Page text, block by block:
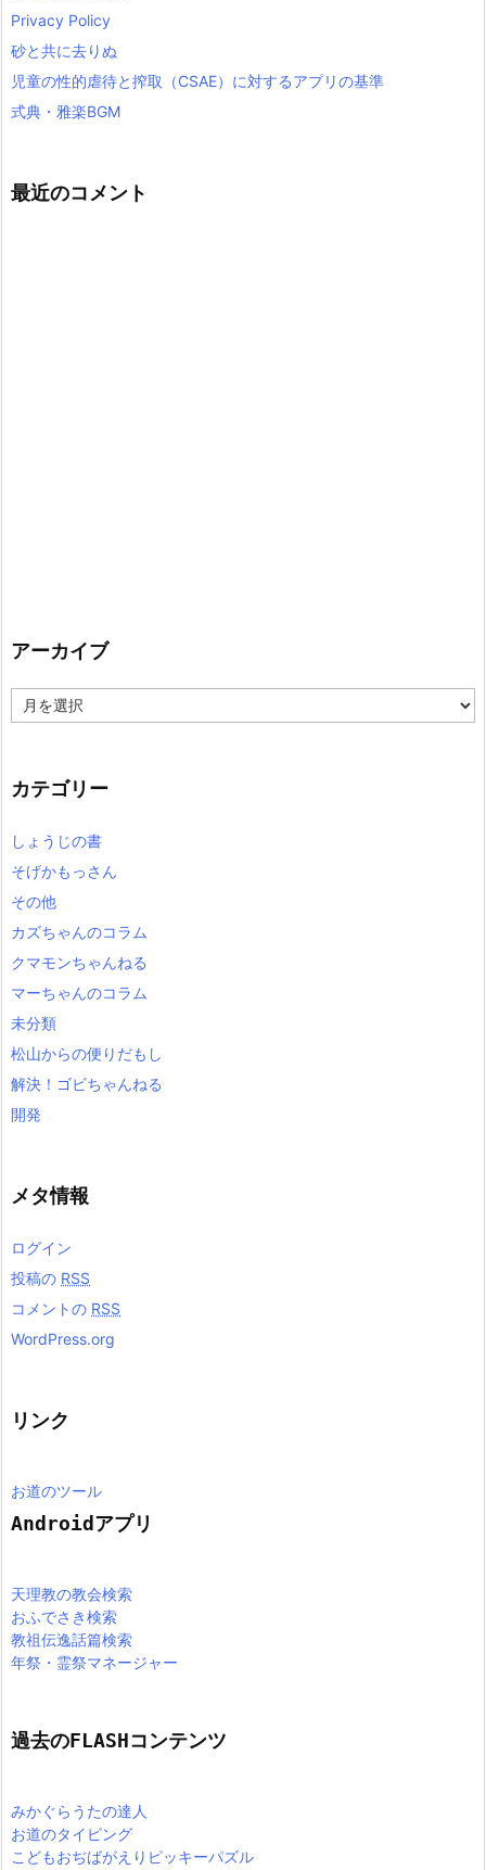
Privacy Policy
砂と共に去りぬ
児童の性的虐待と搾取（CSAE）に対するアプリの基準
式典・雅楽BGM
最近のコメント
アーカイブ
ー
ブ
カテゴリー
しょうじの書
そげかもっさん
その他
カズちゃんのコラム
クマモンちゃんねる
マーちゃんのコラム
未分類
松山からの便りだもし
解決！ゴビちゃんねる
開発
メタ情報
ログイン
投稿の RSS
コメントの RSS
WordPress.org
リンク
お道のツール
Androidアプリ
天理教の教会検索
おふでさき検索
教祖伝逸話篇検索
年祭・霊祭マネージャー
過去のFLASHコンテンツ
みかぐらうたの達人
お道のタイピング
こどもおぢばがえりピッキーパズル